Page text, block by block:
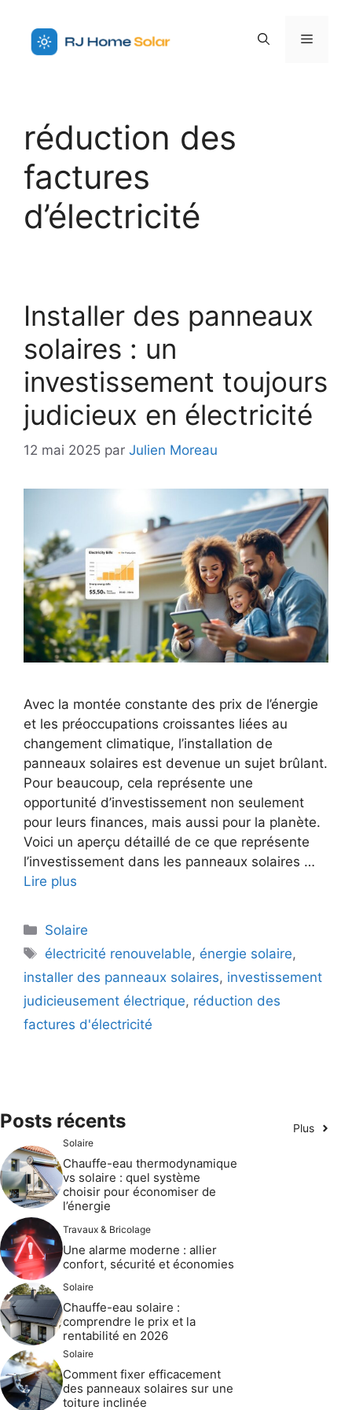
contenu
Menu
réduction des
factures
d’électricité
Installer des panneaux
solaires : un
investissement toujours
judicieux en électricité
12 mai 2025 par Julien Moreau
Avec la montée constante des prix de l’énergie
et les préoccupations croissantes liées au
changement climatique, l’installation de
panneaux solaires est devenue un sujet brûlant.
Pour beaucoup, cela représente une
opportunité d’investissement non seulement
pour leurs finances, mais aussi pour la planète.
Voici un aperçu détaillé de ce que représente
l’investissement dans les panneaux solaires …
Lire plus
Catégories
Solaire
Étiquettes
électricité renouvelable, énergie solaire,
installer des panneaux solaires, investissement
judicieusement électrique, réduction des
factures d'électricité
Posts récents Plus
Solaire
Chauffe-eau thermodynamique
vs solaire : quel système
choisir pour économiser de
l’énergie
Travaux & Bricolage
Une alarme moderne : allier
confort, sécurité et économies
Solaire
Chauffe-eau solaire :
comprendre le prix et la
rentabilité en 2026
Solaire
Comment fixer efficacement
des panneaux solaires sur une
toiture inclinée